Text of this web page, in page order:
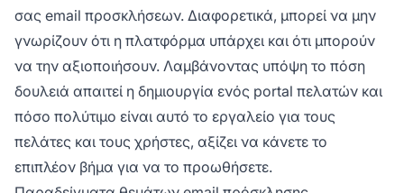
σας email προσκλήσεων. Διαφορετικά, μπορεί να μην
γνωρίζουν ότι η πλατφόρμα υπάρχει και ότι μπορούν
να την αξιοποιήσουν. Λαμβάνοντας υπόψη το πόση
δουλειά απαιτεί η δημιουργία ενός portal πελατών και
πόσο πολύτιμο είναι αυτό το εργαλείο για τους
πελάτες και τους χρήστες, αξίζει να κάνετε το
επιπλέον βήμα για να το προωθήσετε.